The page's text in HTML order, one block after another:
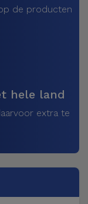
de producten
hele land
extra te